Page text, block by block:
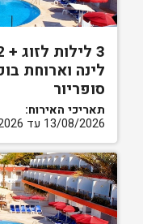
לינה וארוחת
סופריור
תאריכי האירוח:
13/08/2026 עד 16/08/2026